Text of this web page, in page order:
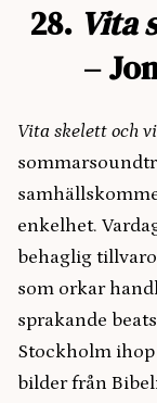
28. Vita
–
Vita skelett och
enkelhet.
behaglig
som orkar
sprakande
Stockholm
bilder från